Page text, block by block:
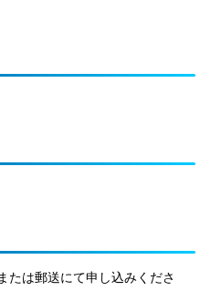
たは郵送にて申し込みくださ